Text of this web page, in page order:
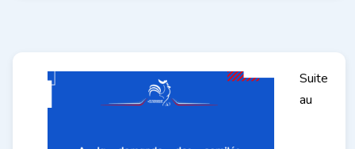
Suite
au